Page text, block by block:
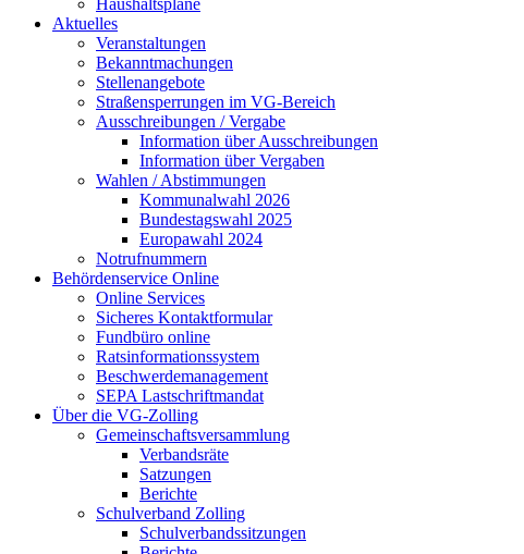
Haushaltspläne
Aktuelles
Veranstaltungen
Bekanntmachungen
Stellenangebote
Straßensperrungen im VG-Bereich
Ausschreibungen / Vergabe
Information über Ausschreibungen
Information über Vergaben
Wahlen / Abstimmungen
Kommunalwahl 2026
Bundestagswahl 2025
Europawahl 2024
Notrufnummern
Behördenservice Online
Online Services
Sicheres Kontaktformular
Fundbüro online
Ratsinformationssystem
Beschwerdemanagement
SEPA Lastschriftmandat
Über die VG-Zolling
Gemeinschaftsversammlung
Verbandsräte
Satzungen
Berichte
Schulverband Zolling
Schulverbandssitzungen